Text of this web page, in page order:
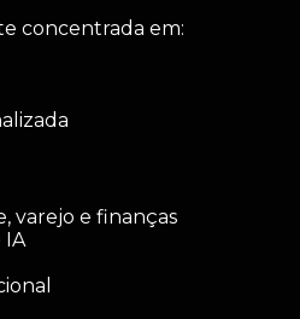
concentrada em:
varejo e finanças
IA